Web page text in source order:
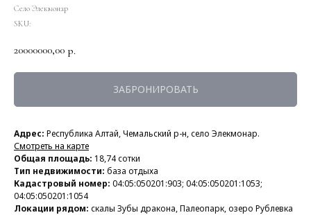
Село Элекмонар
SKU:
20000000,00 р.
ЗАБРОНИРОВАТЬ
Адрес: Республика Алтай, Чемальский р-н, село Элекмонар.
Смотреть на карте
Общая площадь: 18,74 сотки
Тип недвижимости: база отдыха
Кадастровый номер: 04:05:050201:903; 04:05:050201:1053;
04:05:050201:1054
Локации рядом: скалы Зубы дракона, Палеопарк, озеро Рублевка